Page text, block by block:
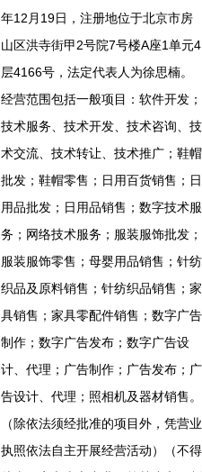
年12月19日，注册地位于北京市房
山区洪寺街甲2号院7号楼A座1单元4
层4166号，法定代表人为徐思楠。
经营范围包括一般项目：软件开发；
技术服务、技术开发、技术咨询、技
术交流、技术转让、技术推广；鞋帽
批发；鞋帽零售；日用百货销售；日
用品批发；日用品销售；数字技术服
务；网络技术服务；服装服饰批发；
服装服饰零售；母婴用品销售；针纺
织品及原料销售；针纺织品销售；家
具销售；家具零配件销售；数字广告
制作；数字广告发布；数字广告设
计、代理；广告制作；广告发布；广
告设计、代理；照相机及器材销售。
（除依法须经批准的项目外，凭营业
执照依法自主开展经营活动）（不得